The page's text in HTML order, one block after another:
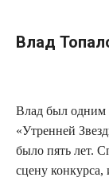
Влад
Влад был одним
«Утренней
было пять лет.
сцену